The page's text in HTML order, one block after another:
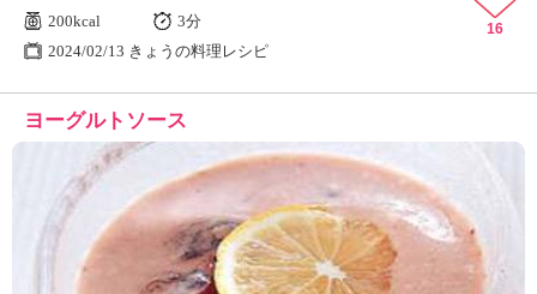
200kcal
3分
2024/02/13 きょうの料理レシピ
16
ヨーグルトソース